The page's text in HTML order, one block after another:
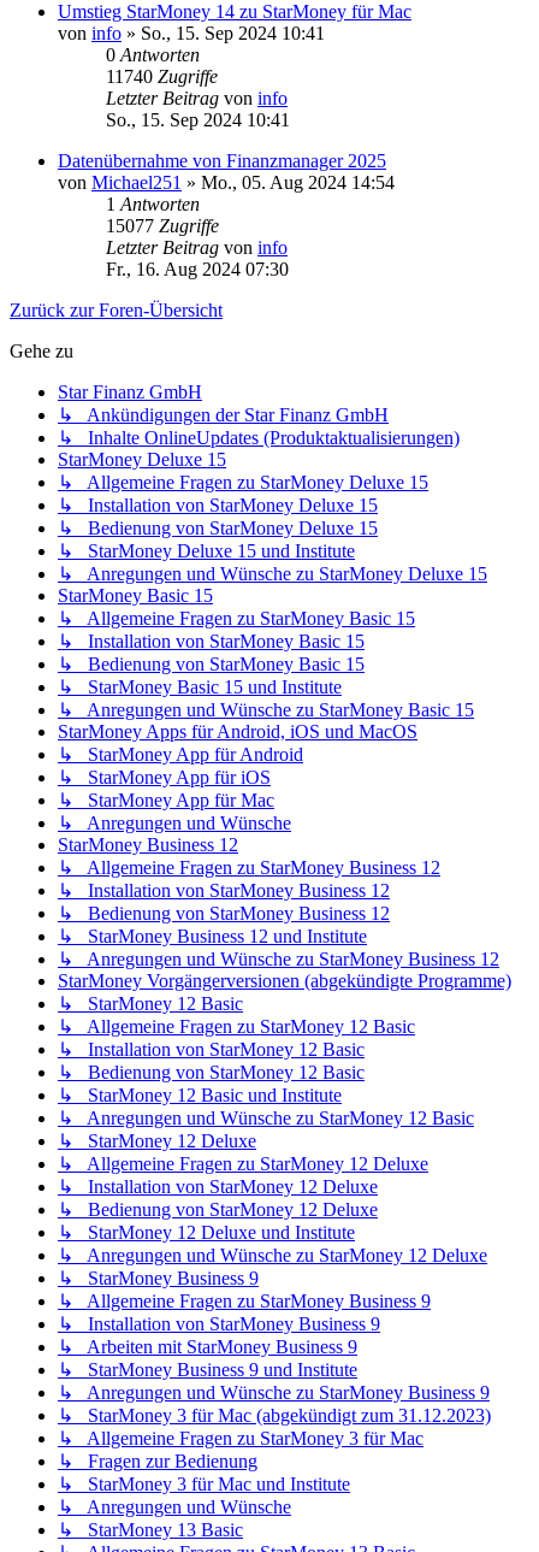
Umstieg StarMoney 14 zu StarMoney für Mac
von info » So., 15. Sep 2024 10:41
0 Antworten
11740 Zugriffe
Letzter Beitrag von info
So., 15. Sep 2024 10:41
Datenübernahme von Finanzmanager 2025
von Michael251 » Mo., 05. Aug 2024 14:54
1 Antworten
15077 Zugriffe
Letzter Beitrag von info
Fr., 16. Aug 2024 07:30
Zurück zur Foren-Übersicht
Gehe zu
Star Finanz GmbH
↳ Ankündigungen der Star Finanz GmbH
↳ Inhalte OnlineUpdates (Produktaktualisierungen)
StarMoney Deluxe 15
↳ Allgemeine Fragen zu StarMoney Deluxe 15
↳ Installation von StarMoney Deluxe 15
↳ Bedienung von StarMoney Deluxe 15
↳ StarMoney Deluxe 15 und Institute
↳ Anregungen und Wünsche zu StarMoney Deluxe 15
StarMoney Basic 15
↳ Allgemeine Fragen zu StarMoney Basic 15
↳ Installation von StarMoney Basic 15
↳ Bedienung von StarMoney Basic 15
↳ StarMoney Basic 15 und Institute
↳ Anregungen und Wünsche zu StarMoney Basic 15
StarMoney Apps für Android, iOS und MacOS
↳ StarMoney App für Android
↳ StarMoney App für iOS
↳ StarMoney App für Mac
↳ Anregungen und Wünsche
StarMoney Business 12
↳ Allgemeine Fragen zu StarMoney Business 12
↳ Installation von StarMoney Business 12
↳ Bedienung von StarMoney Business 12
↳ StarMoney Business 12 und Institute
↳ Anregungen und Wünsche zu StarMoney Business 12
StarMoney Vorgängerversionen (abgekündigte Programme)
↳ StarMoney 12 Basic
↳ Allgemeine Fragen zu StarMoney 12 Basic
↳ Installation von StarMoney 12 Basic
↳ Bedienung von StarMoney 12 Basic
↳ StarMoney 12 Basic und Institute
↳ Anregungen und Wünsche zu StarMoney 12 Basic
↳ StarMoney 12 Deluxe
↳ Allgemeine Fragen zu StarMoney 12 Deluxe
↳ Installation von StarMoney 12 Deluxe
↳ Bedienung von StarMoney 12 Deluxe
↳ StarMoney 12 Deluxe und Institute
↳ Anregungen und Wünsche zu StarMoney 12 Deluxe
↳ StarMoney Business 9
↳ Allgemeine Fragen zu StarMoney Business 9
↳ Installation von StarMoney Business 9
↳ Arbeiten mit StarMoney Business 9
↳ StarMoney Business 9 und Institute
↳ Anregungen und Wünsche zu StarMoney Business 9
↳ StarMoney 3 für Mac (abgekündigt zum 31.12.2023)
↳ Allgemeine Fragen zu StarMoney 3 für Mac
↳ Fragen zur Bedienung
↳ StarMoney 3 für Mac und Institute
↳ Anregungen und Wünsche
↳ StarMoney 13 Basic